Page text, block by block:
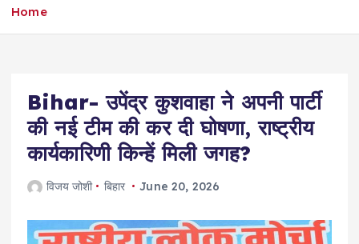
Home
Bihar- उपेंद्र कुशवाहा ने अपनी पार्टी
की नई टीम की कर दी घोषणा, राष्ट्रीय
कार्यकारिणी किन्हें मिली जगह?
विजय जोशी बिहार June 20, 2026